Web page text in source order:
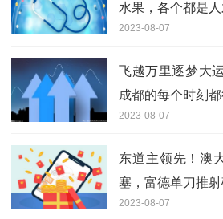
水果，各个都是
2023-08-07
飞越万里逐梦大
成都的每个时刻
2023-08-07
东道主领先！澳
塞，富德单刀推
2023-08-07